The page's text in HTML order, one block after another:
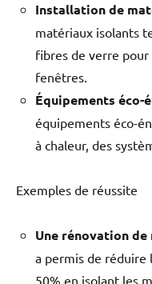
Installation de
matériaux isolants
fibres de verre
fenêtres.
Équipements éco-
équipements éco-
à chaleur, des
Exemples de réussite
Une rénovation
a permis de réduire
50% en isolant les